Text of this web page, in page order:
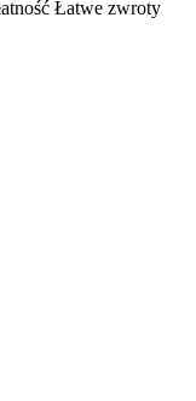
Łatwe zwroty